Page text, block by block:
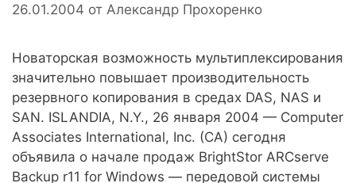
26.01.2004 от Александр Прохоренко
Новаторская возможность мультиплексирования
значительно повышает производительность
резервного копирования в средах DAS, NAS и
SAN. ISLANDIA, N.Y., 26 января 2004 — Computer
Associates International, Inc. (CA) сегодня
объявила о начале продаж BrightStor ARCserve
Backup r11 for Windows — передовой системы